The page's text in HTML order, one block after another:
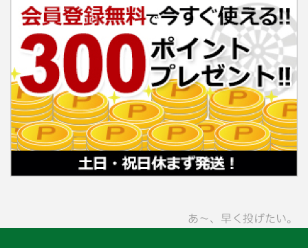
あ〜、早く投げたい。